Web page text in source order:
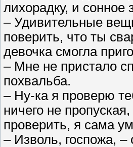
лихорадку, и сонное
– Удивительные
поверить, что ты
девочка смогла
– Мне не пристало
похвальба.
– Ну-ка я проверю
ничего не
проверить, я сама
– Изволь, госпожа, –